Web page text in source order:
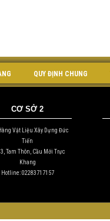
QUY ĐỊNH CHUNG
CƠ SỞ 2
Vật Liệu Xây Dựng Đức
Tiến
3, Tam Thôn, Cầu Mới Trực
Khang
Hotline: 02283717157